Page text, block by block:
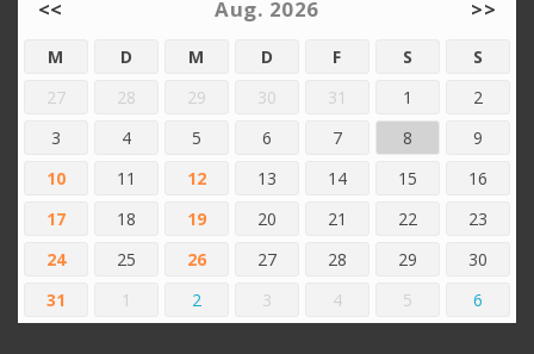
<< Aug. 2026 >>
M D M D F S
S
27
28 29 30 31 1
2
3
4 5 6 7 8
9
10
11 12 13 14 15
16
17
18 19 20 21 22
23
24
25 26 27 28 29
30
31
1 2 3 4 5 6